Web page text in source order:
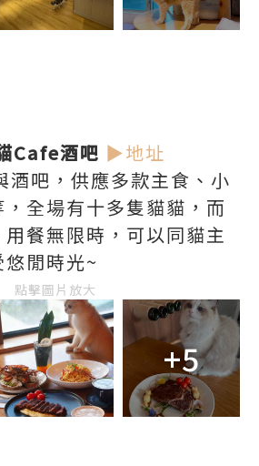
Cafe酒吧 ▶地址
酒吧，供應多款主食、小
全場有十多隻貓貓，而
餐無限時，可以同貓主
閒時光~
點擊圖片放大
+5